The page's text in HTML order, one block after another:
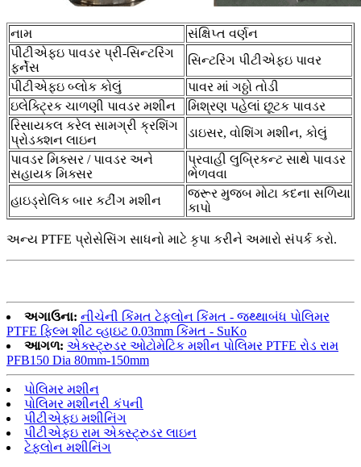
નામ
સંક્ષિપ્ત વર્ણન
પીટીએફઇ પાવડર પ્રી-સિન્ટરિંગ
ફર્નેસ
સિન્ટરિંગ પીટીએફઇ પાવર
પીટીએફઇ બ્લોક કોલું
પાવર માં ગઠ્ઠો તોડી
ઇલેક્ટ્રિક ચાળણી પાવડર મશીન
મિશ્રણ પહેલાં છૂટક પાવડર
રિસાયકલ કરેલ સામગ્રી ક્રશિંગ
પ્રોડક્શન લાઇન
ડાઇસર, વોશિંગ મશીન, કોલું
પાવડર મિક્સર / પાવડર અને
સહાયક મિક્સર
પ્રવાહી લુબ્રિકન્ટ સાથે પાવડર
ભેળવવા
હાઇડ્રોલિક બાર કટીંગ મશીન
જરૂર મુજબ મોટા કદના સળિયા
કાપો
અન્ય PTFE પ્રોસેસિંગ સાધનો માટે કૃપા કરીને અમારો સંપર્ક કરો.
અગાઉના: નીચેની કિંમત ટેફલોન કિંમત - જથ્થાબંધ પોલિમર
PTFE ફિલ્મ શીટ વ્હાઇટ 0.03mm કિંમત - SuKo
આગળ: એક્સ્ટ્રુડર ઓટોમેટિક મશીન પોલિમર PTFE રોડ રામ
PFB150 Dia 80mm-150mm
પોલિમર મશીન
પોલિમર મશીનરી કંપની
પીટીએફઇ મશીનિંગ
પીટીએફઇ રામ એક્સ્ટ્રુડર લાઇન
ટેફલોન મશીનિંગ